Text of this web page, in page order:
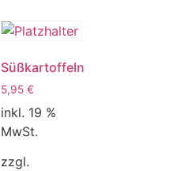
Süßkartoffeln
5,95 €
inkl. 19 %
MwSt.
zzgl.